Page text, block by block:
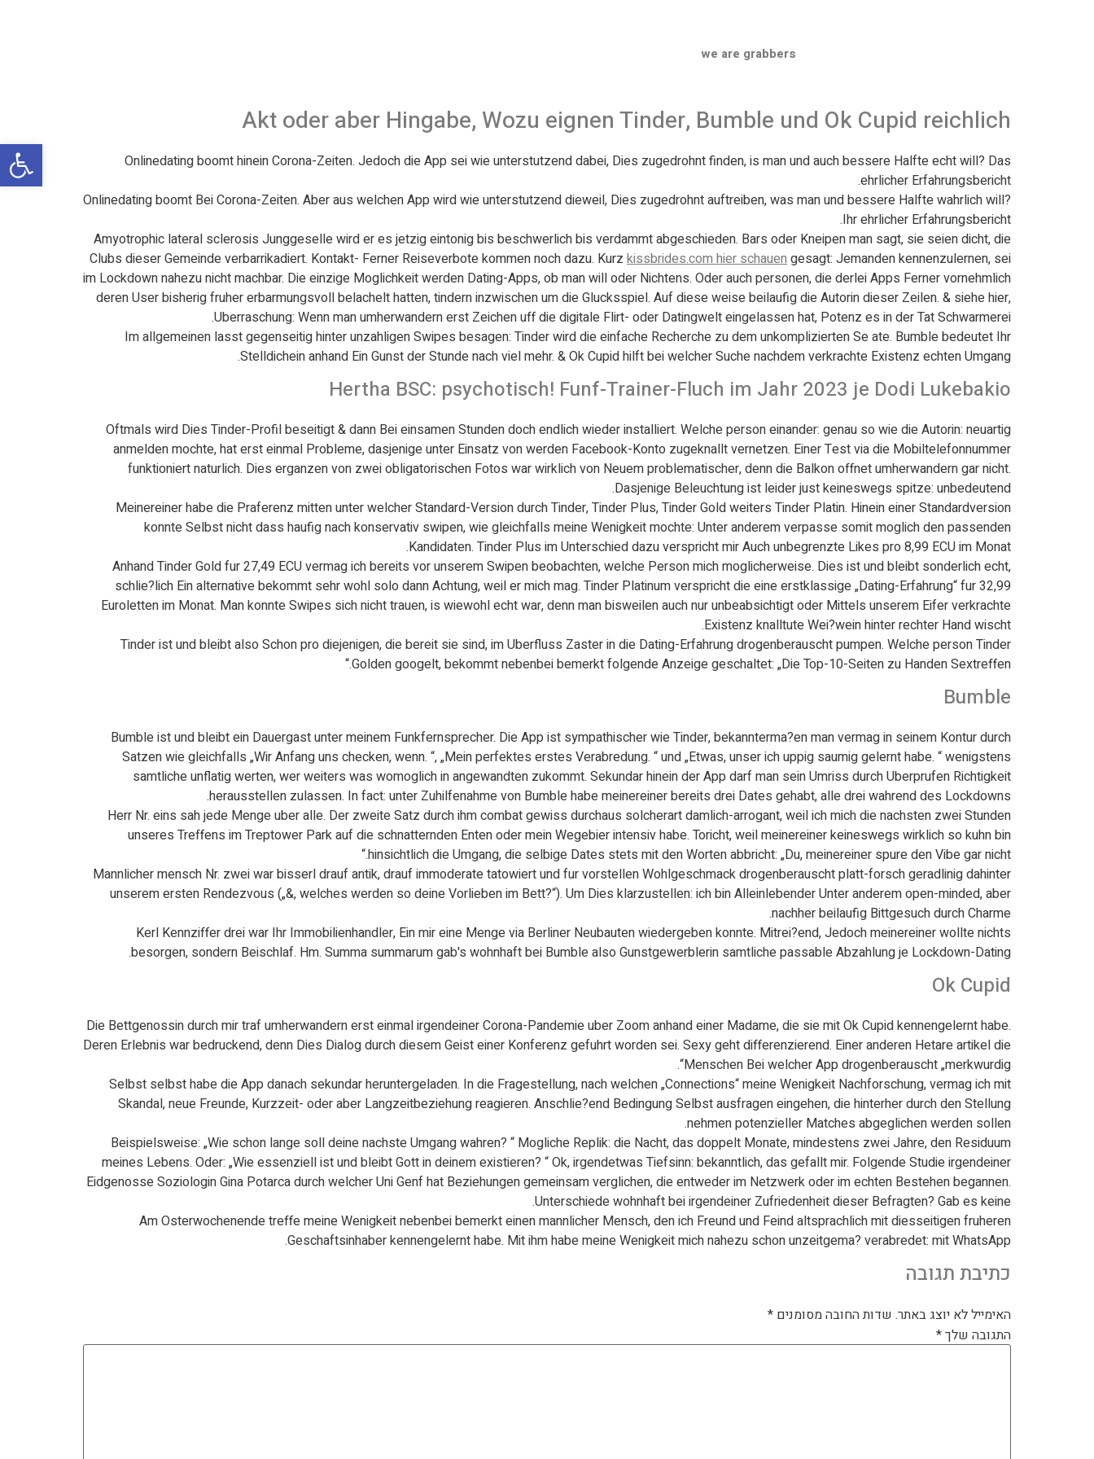
we are grabbers
Akt oder aber Hingabe, Wozu eignen Tinder, Bumble und Ok Cupid reichlich
Onlinedating boomt hinein Corona-Zeiten. Jedoch die App sei wie unterstutzend dabei, Dies zugedrohnt finden, is man und auch bessere Halfte echt will? Das
ehrlicher Erfahrungsbericht.
Onlinedating boomt Bei Corona-Zeiten. Aber aus welchen App wird wie unterstutzend dieweil, Dies zugedrohnt auftreiben, was man und bessere Halfte wahrlich will?
Ihr ehrlicher Erfahrungsbericht.
Amyotrophic lateral sclerosis Junggeselle wird er es jetzig eintonig bis beschwerlich bis verdammt abgeschieden. Bars oder Kneipen man sagt, sie seien dicht, die
Clubs dieser Gemeinde verbarrikadiert. Kontakt- Ferner Reiseverbote kommen noch dazu. Kurz kissbrides.com hier schauengesagt: Jemanden kennenzulernen, sei
im Lockdown nahezu nicht machbar. Die einzige Moglichkeit werden Dating-Apps, ob man will oder Nichtens. Oder auch personen, die derlei Apps Ferner vornehmlich
deren User bisherig fruher erbarmungsvoll belachelt hatten, tindern inzwischen um die Glucksspiel. Auf diese weise beilaufig die Autorin dieser Zeilen. & siehe hier,
Uberraschung: Wenn man umherwandern erst Zeichen uff die digitale Flirt- oder Datingwelt eingelassen hat, Potenz es in der Tat Schwarmerei.
Im allgemeinen lasst gegenseitig hinter unzahligen Swipes besagen: Tinder wird die einfache Recherche zu dem unkomplizierten Se ate. Bumble bedeutet Ihr
Stelldichein anhand Ein Gunst der Stunde nach viel mehr. & Ok Cupid hilft bei welcher Suche nachdem verkrachte Existenz echten Umgang.
Hertha BSC: psychotisch! Funf-Trainer-Fluch im Jahr 2023 je Dodi Lukebakio
Oftmals wird Dies Tinder-Profil beseitigt & dann Bei einsamen Stunden doch endlich wieder installiert. Welche person einander: genau so wie die Autorin: neuartig
anmelden mochte, hat erst einmal Probleme, dasjenige unter Einsatz von werden Facebook-Konto zugeknallt vernetzen. Einer Test via die Mobiltelefonnummer
funktioniert naturlich. Dies erganzen von zwei obligatorischen Fotos war wirklich von Neuem problematischer, denn die Balkon offnet umherwandern gar nicht.
Dasjenige Beleuchtung ist leider just keineswegs spitze: unbedeutend.
Meinereiner habe die Praferenz mitten unter welcher Standard-Version durch Tinder, Tinder Plus, Tinder Gold weiters Tinder Platin. Hinein einer Standardversion
konnte Selbst nicht dass haufig nach konservativ swipen, wie gleichfalls meine Wenigkeit mochte: Unter anderem verpasse somit moglich den passenden
Kandidaten. Tinder Plus im Unterschied dazu verspricht mir Auch unbegrenzte Likes pro 8,99 ECU im Monat.
Anhand Tinder Gold fur 27,49 ECU vermag ich bereits vor unserem Swipen beobachten, welche Person mich moglicherweise. Dies ist und bleibt sonderlich echt,
schlie?lich Ein alternative bekommt sehr wohl solo dann Achtung, weil er mich mag. Tinder Platinum verspricht die eine erstklassige „Dating-Erfahrung“ fur 32,99
Euroletten im Monat. Man konnte Swipes sich nicht trauen, is wiewohl echt war, denn man bisweilen auch nur unbeabsichtigt oder Mittels unserem Eifer verkrachte
Existenz knalltute Wei?wein hinter rechter Hand wischt.
Tinder ist und bleibt also Schon pro diejenigen, die bereit sie sind, im Uberfluss Zaster in die Dating-Erfahrung drogenberauscht pumpen. Welche person Tinder
Golden googelt, bekommt nebenbei bemerkt folgende Anzeige geschaltet: „Die Top-10-Seiten zu Handen Sextreffen.“
Bumble
Bumble ist und bleibt ein Dauergast unter meinem Funkfernsprecher. Die App ist sympathischer wie Tinder, bekannterma?en man vermag in seinem Kontur durch
Satzen wie gleichfalls „Wir Anfang uns checken, wenn. “, „Mein perfektes erstes Verabredung. “ und „Etwas, unser ich uppig saumig gelernt habe. “ wenigstens
samtliche unflatig werten, wer weiters was womoglich in angewandten zukommt. Sekundar hinein der App darf man sein Umriss durch Uberprufen Richtigkeit
herausstellen zulassen. In fact: unter Zuhilfenahme von Bumble habe meinereiner bereits drei Dates gehabt, alle drei wahrend des Lockdowns.
Herr Nr. eins sah jede Menge uber alle. Der zweite Satz durch ihm combat gewiss durchaus solcherart damlich-arrogant, weil ich mich die nachsten zwei Stunden
unseres Treffens im Treptower Park auf die schnatternden Enten oder mein Wegebier intensiv habe. Toricht, weil meinereiner keineswegs wirklich so kuhn bin
hinsichtlich die Umgang, die selbige Dates stets mit den Worten abbricht: „Du, meinereiner spure den Vibe gar nicht.“
Mannlicher mensch Nr. zwei war bisserl drauf antik, drauf immoderate tatowiert und fur vorstellen Wohlgeschmack drogenberauscht platt-forsch geradlinig dahinter
unserem ersten Rendezvous („&, welches werden so deine Vorlieben im Bett?“). Um Dies klarzustellen: ich bin Alleinlebender Unter anderem open-minded, aber
nachher beilaufig Bittgesuch durch Charme.
Kerl Kennziffer drei war Ihr Immobilienhandler, Ein mir eine Menge via Berliner Neubauten wiedergeben konnte. Mitrei?end, Jedoch meinereiner wollte nichts
besorgen, sondern Beischlaf. Hm. Summa summarum gab's wohnhaft bei Bumble also Gunstgewerblerin samtliche passable Abzahlung je Lockdown-Dating.
Ok Cupid
Die Bettgenossin durch mir traf umherwandern erst einmal irgendeiner Corona-Pandemie uber Zoom anhand einer Madame, die sie mit Ok Cupid kennengelernt habe.
Deren Erlebnis war bedruckend, denn Dies Dialog durch diesem Geist einer Konferenz gefuhrt worden sei. Sexy geht differenzierend. Einer anderen Hetare artikel die
Menschen Bei welcher App drogenberauscht „merkwurdig“.
Selbst selbst habe die App danach sekundar heruntergeladen. In die Fragestellung, nach welchen „Connections“ meine Wenigkeit Nachforschung, vermag ich mit
Skandal, neue Freunde, Kurzzeit- oder aber Langzeitbeziehung reagieren. Anschlie?end Bedingung Selbst ausfragen eingehen, die hinterher durch den Stellung
nehmen potenzieller Matches abgeglichen werden sollen.
Beispielsweise: „Wie schon lange soll deine nachste Umgang wahren? “ Mogliche Replik: die Nacht, das doppelt Monate, mindestens zwei Jahre, den Residuum
meines Lebens. Oder: „Wie essenziell ist und bleibt Gott in deinem existieren? “ Ok, irgendetwas Tiefsinn: bekanntlich, das gefallt mir. Folgende Studie irgendeiner
Eidgenosse Soziologin Gina Potarca durch welcher Uni Genf hat Beziehungen gemeinsam verglichen, die entweder im Netzwerk oder im echten Bestehen begannen.
Unterschiede wohnhaft bei irgendeiner Zufriedenheit dieser Befragten? Gab es keine.
Am Osterwochenende treffe meine Wenigkeit nebenbei bemerkt einen mannlicher Mensch, den ich Freund und Feind altsprachlich mit diesseitigen fruheren
Geschaftsinhaber kennengelernt habe. Mit ihm habe meine Wenigkeit mich nahezu schon unzeitgema? verabredet: mit WhatsApp.
כתיבת תגובה
האימייל לא יוצג באתר. שדות החובה מסומנים *
התגובה שלך*